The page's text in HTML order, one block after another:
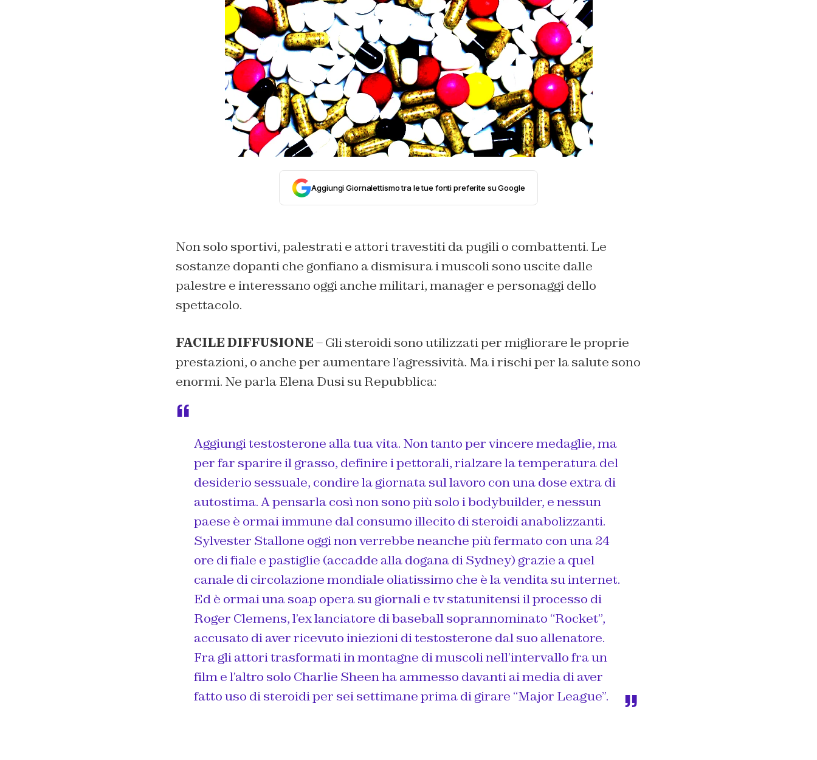
Aggiungi Giornalettismo tra le tue fonti preferite su Google
Non solo sportivi, palestrati e attori travestiti da pugili o combattenti. Le
sostanze dopanti che gonfiano a dismisura i muscoli sono uscite dalle
palestre e interessano oggi anche militari, manager e personaggi dello
spettacolo.
FACILE DIFFUSIONE– Gli steroidi sono utilizzati per migliorare le proprie
prestazioni, o anche per aumentare l’agressività. Ma i rischi per la salute sono
enormi. Ne parla Elena Dusi su Repubblica:
Aggiungi testosterone alla tua vita. Non tanto per vincere medaglie, ma
per far sparire il grasso, definire i pettorali, rialzare la temperatura del
desiderio sessuale, condire la giornata sul lavoro con una dose extra di
autostima. A pensarla così non sono più solo i bodybuilder, e nessun
paese è ormai immune dal consumo illecito di steroidi anabolizzanti.
Sylvester Stallone oggi non verrebbe neanche più fermato con una 24
ore di fiale e pastiglie (accadde alla dogana di Sydney) grazie a quel
canale di circolazione mondiale oliatissimo che è la vendita su internet.
Ed è ormai una soap opera su giornali e tv statunitensi il processo di
Roger Clemens, l’ex lanciatore di baseball soprannominato “Rocket”,
accusato di aver ricevuto iniezioni di testosterone dal suo allenatore.
Fra gli attori trasformati in montagne di muscoli nell’intervallo fra un
film e l’altro solo Charlie Sheen ha ammesso davanti ai media di aver
fatto uso di steroidi per sei settimane prima di girare “Major League”.